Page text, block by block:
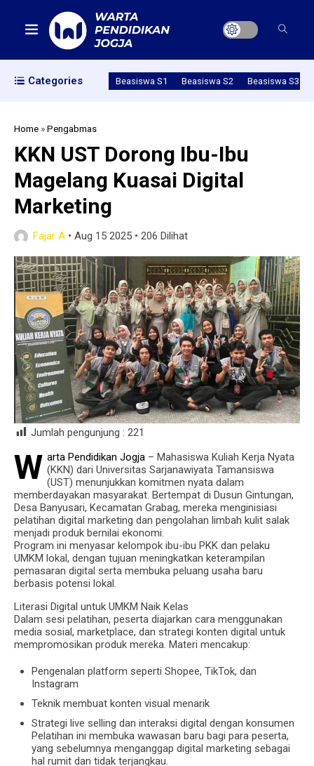
Categories Beasiswa S1 Beasiswa S2 Beasiswa S3
Home »Pengabmas
KKN UST Dorong Ibu-Ibu
Magelang Kuasai Digital
Marketing
Fajar A • Aug 15 2025 • 206 Dilihat
Jumlah pengunjung : 221
W arta Pendidikan Jogja – Mahasiswa Kuliah Kerja Nyata
(KKN) dari Universitas Sarjanawiyata Tamansiswa
(UST) menunjukkan komitmen nyata dalam
memberdayakan masyarakat. Bertempat di Dusun Gintungan,
Desa Banyusari, Kecamatan Grabag, mereka menginisiasi
pelatihan digital marketing dan pengolahan limbah kulit salak
menjadi produk bernilai ekonomi.
Program ini menyasar kelompok ibu-ibu PKK dan pelaku
UMKM lokal, dengan tujuan meningkatkan keterampilan
pemasaran digital serta membuka peluang usaha baru
berbasis potensi lokal.
Literasi Digital untuk UMKM Naik Kelas
Dalam sesi pelatihan, peserta diajarkan cara menggunakan
media sosial, marketplace, dan strategi konten digital untuk
mempromosikan produk mereka. Materi mencakup:
Pengenalan platform seperti Shopee, TikTok, dan
Instagram
Teknik membuat konten visual menarik
Strategi live selling dan interaksi digital dengan konsumen
Pelatihan ini membuka wawasan baru bagi para peserta,
yang sebelumnya menganggap digital marketing sebagai
hal rumit dan tidak terjangkau.